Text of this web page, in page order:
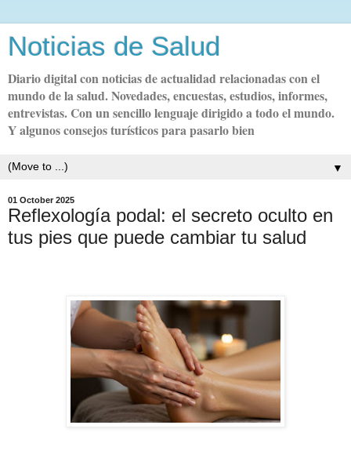
Noticias de Salud
Diario digital con noticias de actualidad relacionadas con el
mundo de la salud. Novedades, encuestas, estudios, informes,
entrevistas. Con un sencillo lenguaje dirigido a todo el mundo.
Y algunos consejos turísticos para pasarlo bien
▼
01 October 2025
Reflexología podal: el secreto oculto en
tus pies que puede cambiar tu salud